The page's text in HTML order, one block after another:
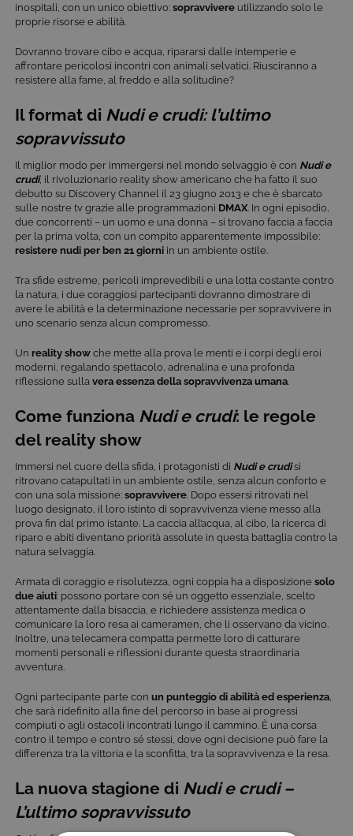
inospitali, con un unico obiettivo: sopravvivere utilizzando solo le
proprie risorse e abilità.
Dovranno trovare cibo e acqua, ripararsi dalle intemperie e
affrontare pericolosi incontri con animali selvatici. Riusciranno a
resistere alla fame, al freddo e alla solitudine?
Il format di Nudi e crudi: l’ultimo
sopravvissuto
Il miglior modo per immergersi nel mondo selvaggio è con Nudi e
crudi, il rivoluzionario reality show americano che ha fatto il suo
debutto su Discovery Channel il 23 giugno 2013 e che è sbarcato
sulle nostre tv grazie alle programmazioni DMAX . In ogni episodio,
due concorrenti – un uomo e una donna – si trovano faccia a faccia
per la prima volta, con un compito apparentemente impossibile:
resistere nudi per ben 21 giorni in un ambiente ostile.
Tra sfide estreme, pericoli imprevedibili e una lotta costante contro
la natura, i due coraggiosi partecipanti dovranno dimostrare di
avere le abilità e la determinazione necessarie per sopravvivere in
uno scenario senza alcun compromesso.
Un reality show che mette alla prova le menti e i corpi degli eroi
moderni, regalando spettacolo, adrenalina e una profonda
riflessione sulla vera essenza della sopravvivenza umana
Come funziona Nudi e crudi: le regole
del reality show
Immersi nel cuore della sfida, i protagonisti di Nudi e crudisi
ritrovano catapultati in un ambiente ostile, senza alcun conforto e
con una sola missione: sopravvivere . Dopo essersi ritrovati nel
luogo designato, il loro istinto di sopravvivenza viene messo alla
prova fin dal primo istante. La caccia all’acqua, al cibo, la ricerca di
riparo e abiti diventano priorità assolute in questa battaglia contro la
natura selvaggia.
Armata di coraggio e risolutezza, ogni coppia ha a disposizione solo
due aiuti: possono portare con sé un oggetto essenziale, scelto
attentamente dalla bisaccia, e richiedere assistenza medica o
comunicare la loro resa ai cameramen, che li osservano da vicino.
Inoltre, una telecamera compatta permette loro di catturare
momenti personali e riflessioni durante questa straordinaria
avventura.
Ogni partecipante parte con un punteggio di abilità ed esperienza
che sarà ridefinito alla fine del percorso in base ai progressi
compiuti o agli ostacoli incontrati lungo il cammino. È una corsa
contro il tempo e contro sé stessi, dove ogni decisione può fare la
differenza tra la vittoria e la sconfitta, tra la sopravvivenza e la resa.
La nuova stagione di Nudi e crudi –
L’ultimo sopravvissuto